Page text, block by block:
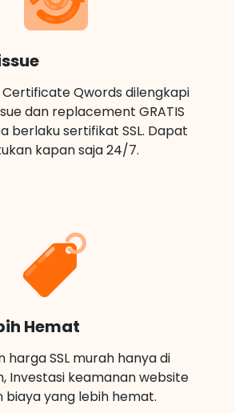
Certificate Qwords dilengkapi
dan replacement GRATIS
berlaku sertifikat SSL. Dapat
kapan saja 24/7.
Hemat
harga SSL murah hanya di
Investasi keamanan website
biaya yang lebih hemat.